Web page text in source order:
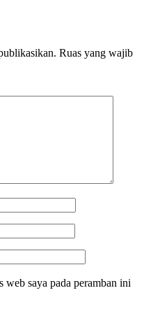
Ruas yang wajib
web saya pada peramban ini